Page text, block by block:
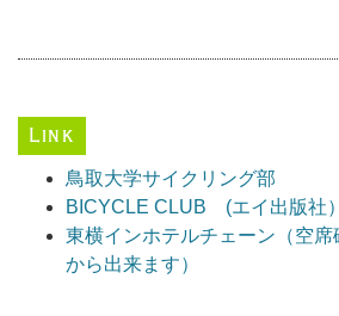
Link
鳥取大学サイクリング部
BICYCLE CLUB (エイ出版社）
東横インホテルチェーン（空席
から出来ます）